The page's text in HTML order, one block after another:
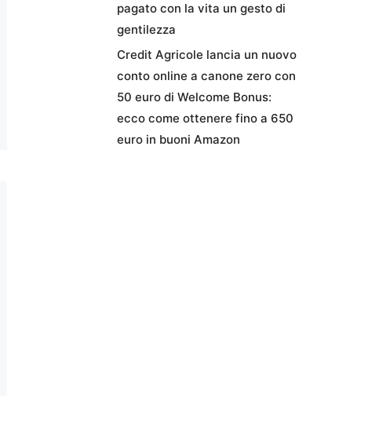
pagato con la vita un gesto di
gentilezza
Credit Agricole lancia un nuovo
conto online a canone zero con
50 euro di Welcome Bonus:
ecco come ottenere fino a 650
euro in buoni Amazon